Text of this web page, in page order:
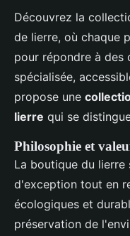
Découvrez la
de lierre, où chaque
pour répondre à des
spécialisée,
propose une
lierre qui se
Philosophie et
La boutique du
d'exception tout en
écologiques et
préservation de